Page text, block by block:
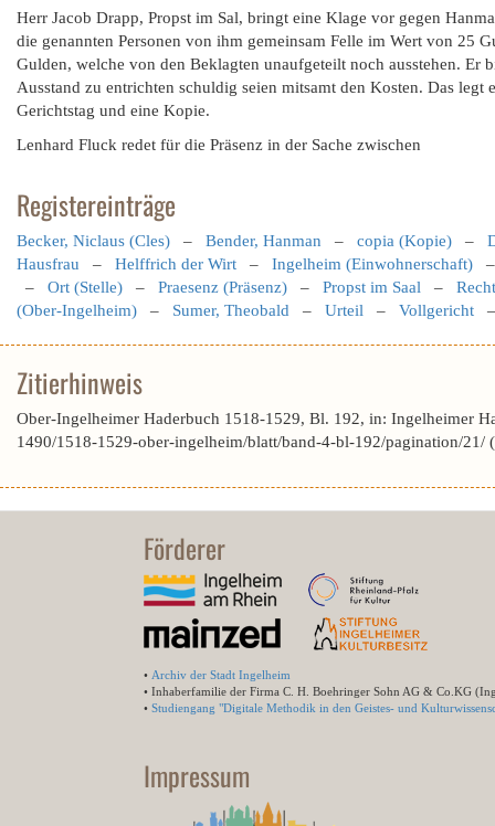
Herr Jacob Drapp, Propst im Sal, bringt eine Klage vor gegen
die genannten Personen von ihm gemeinsam Felle im Wert von 25
Gulden, welche von den Beklagten unaufgeteilt noch ausstehen. Er
Ausstand zu entrichten schuldig seien mitsamt den Kosten. Das
Gerichtstag und eine Kopie.
Lenhard Fluck redet für die Präsenz in der Sache zwischen
Registereinträge
Becker, Niclaus (Cles) – Bender, Hanman – copia (Kopie) –
Hausfrau – Helffrich der Wirt – Ingelheim (Einwohnerschaft)
– Ort (Stelle) – Praesenz (Präsenz) – Propst im Saal –
(Ober-Ingelheim) – Sumer, Theobald – Urteil – Vollgericht
Zitierhinweis
Ober-Ingelheimer Haderbuch 1518-1529, Bl. 192, in: Ingelheimer
1490/1518-1529-ober-ingelheim/blatt/band-4-bl-192/pagination/21/
Förderer
• Archiv der Stadt Ingelheim
• Inhaberfamilie der Firma C. H. Boehringer Sohn AG & Co.KG
• Studiengang "Digitale Methodik in den Geistes- und
Impressum